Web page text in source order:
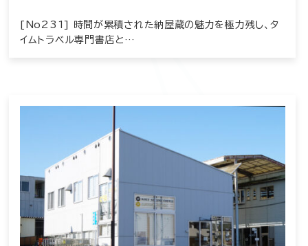
[No231] 時間が累積された納屋蔵の魅力を極力残し、タ
イムトラベル専門書店と…